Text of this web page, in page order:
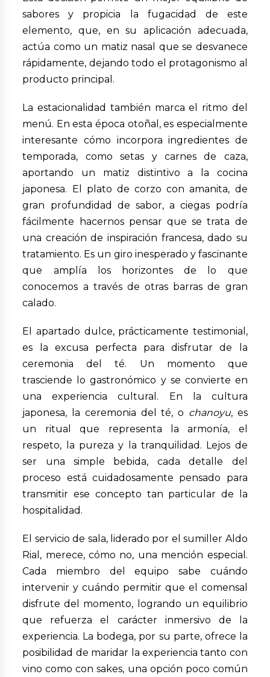
sabores y propicia la fugacidad de este
elemento, que, en su aplicación adecuada,
actúa como un matiz nasal que se desvanece
rápidamente, dejando todo el protagonismo al
producto principal.
La estacionalidad también marca el ritmo del
menú. En esta época otoñal, es especialmente
interesante cómo incorpora ingredientes de
temporada, como setas y carnes de caza,
aportando un matiz distintivo a la cocina
japonesa. El plato de corzo con amanita, de
gran profundidad de sabor, a ciegas podría
fácilmente hacernos pensar que se trata de
una creación de inspiración francesa, dado su
tratamiento. Es un giro inesperado y fascinante
que amplía los horizontes de lo que
conocemos a través de otras barras de gran
calado.
El apartado dulce, prácticamente testimonial,
es la excusa perfecta para disfrutar de la
ceremonia del té. Un momento que
trasciende lo gastronómico y se convierte en
una experiencia cultural. En la cultura
japonesa, la ceremonia del té, o chanoyu, es
un ritual que representa la armonía, el
respeto, la pureza y la tranquilidad. Lejos de
ser una simple bebida, cada detalle del
proceso está cuidadosamente pensado para
transmitir ese concepto tan particular de la
hospitalidad.
El servicio de sala, liderado por el sumiller Aldo
Rial, merece, cómo no, una mención especial.
Cada miembro del equipo sabe cuándo
intervenir y cuándo permitir que el comensal
disfrute del momento, logrando un equilibrio
que refuerza el carácter inmersivo de la
experiencia. La bodega, por su parte, ofrece la
posibilidad de maridar la experiencia tanto con
vino como con sakes, una opción poco común